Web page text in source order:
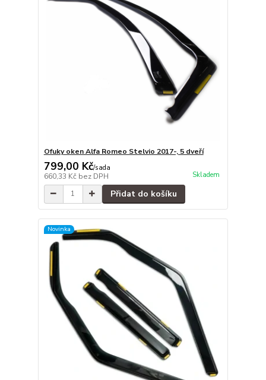
Ofuky oken Alfa Romeo Stelvio 2017-, 5 dveří
799,00 Kč/sada
660,33 Kč bez DPH Skladem
Přidat do košíku
Novinka